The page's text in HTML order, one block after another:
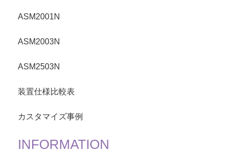
ASM2001N
ASM2003N
ASM2503N
装置仕様比較表
カスタマイズ事例
INFORMATION